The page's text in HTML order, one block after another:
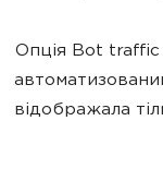
Опція Bot traffic
відображала